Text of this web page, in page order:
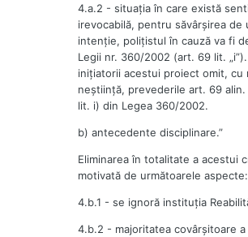
4.a.2 - situaţia în care există
irevocabilă, pentru săvârşirea de
intenţie, poliţistul în cauză va fi
Legii nr. 360/2002 (art. 69 lit.
iniţiatorii acestui proiect omit, cu
neştiinţă, prevederile art. 69
lit. i) din Legea 360/2002.
b) antecedente disciplinare.”
Eliminarea în totalitate a acestui
motivată de următoarele aspecte:
4.b.1 - se ignoră instituţia
4.b.2 - majoritatea covârşitoare